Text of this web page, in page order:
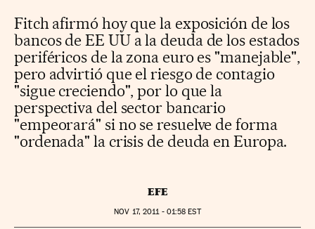
Fitch afirmó hoy que la exposición de los
bancos de EE UU a la deuda de los estados
periféricos de la zona euro es "manejable",
pero advirtió que el riesgo de contagio
"sigue creciendo", por lo que la
perspectiva del sector bancario
"empeorará" si no se resuelve de forma
"ordenada" la crisis de deuda en Europa.
EFE
NOV 17, 2011 - 01:58 EST